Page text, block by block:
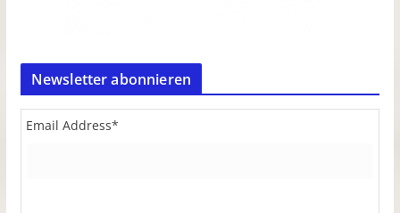
Newsletter abonnieren
Email Address*